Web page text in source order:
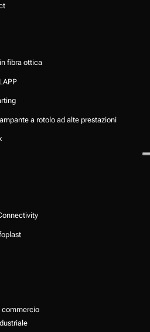
fibra ottica
a rotolo ad alte prestazioni
commercio